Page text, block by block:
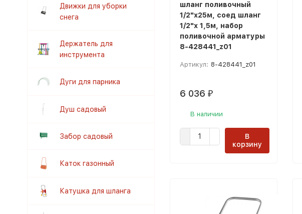
шланг поливочный
1/2"x25м, соед шланг
1/2"x 1,5м, набор
поливочной арматуры
8-428441_z01
Артикул: 8-428441_z01
6 036 ₽
В наличии
В
корзину
Движки для уборки
снега
Держатель для
инструмента
Дуги для парника
Душ садовый
Забор садовый
Каток газонный
Катушка для шланга